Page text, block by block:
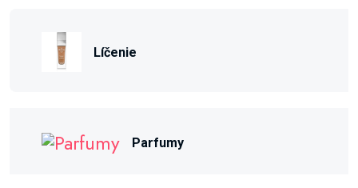
Líčenie
Parfumy